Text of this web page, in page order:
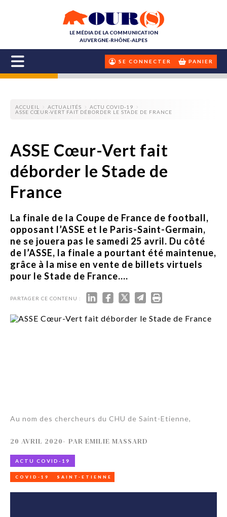
LE MÉDIA DE LA COMMUNICATION
AUVERGNE-RHÔNE-ALPES
SE CONNECTER PANIER
ACCUEIL ACTUALITÉS
ACTU COVID-19
ASSE CŒUR-VERT FAIT DÉBORDER LE STADE DE FRANCE
ASSE Cœur-Vert fait
déborder le Stade de
France
La finale de la Coupe de France de football,
opposant l’ASSE et le Paris-Saint-Germain,
ne se jouera pas le samedi 25 avril. Du côté
de l’ASSE, la finale a pourtant été maintenue,
grâce à la mise en vente de billets virtuels
pour le Stade de France....
PARTAGER CE CONTENU :
Au nom des chercheurs du CHU de Saint-Etienne,
20 AVRIL 2020- PAR EMILIE MASSARD
ACTU COVID-19
COVID-19 SAINT-ETIENNE